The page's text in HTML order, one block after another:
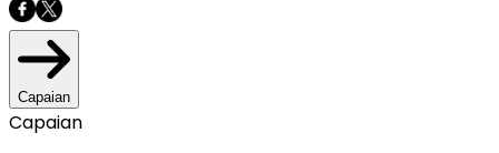
Capaian
Capaian